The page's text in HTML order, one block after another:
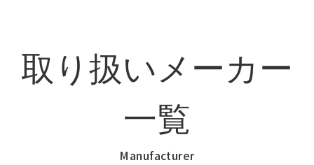
取り扱いメーカー
一覧
Manufacturer